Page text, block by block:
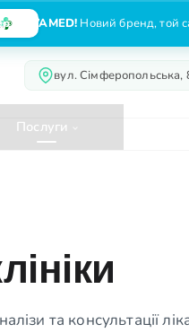
NOVAMED! Новий бренд, той
вул. Сімферопольська,
Послуги
та консультації